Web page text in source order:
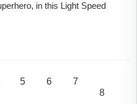
in this Light Speed
5 6
7
8